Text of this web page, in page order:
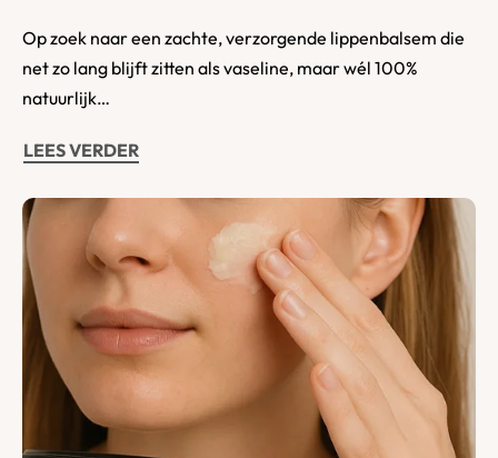
Op zoek naar een zachte, verzorgende lippenbalsem die
net zo lang blijft zitten als vaseline, maar wél 100%
natuurlijk…
LEES VERDER